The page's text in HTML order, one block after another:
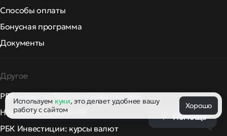
Способы оплаты
Бонусная программа
Документы
Другое
РБК: новости России и мира сегодня
Новости компаний РФ
РБК Инвестиции: курсы валют
Используем куки, это делает удобнее вашу
работу с сайтом
Хорошо
Помощь